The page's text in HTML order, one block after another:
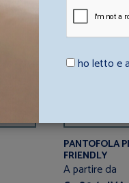
PANTOFOLA
FRIENDLY
A partire da
ho letto e